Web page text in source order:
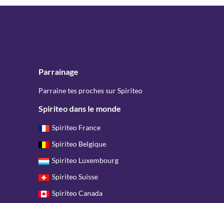
Parrainage
Parraine tes proches sur Spiriteo
Spiriteo dans le monde
Spiriteo France
Spiriteo Belgique
Spiriteo Luxembourg
Spiriteo Suisse
Spiriteo Canada